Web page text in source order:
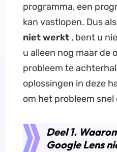
programma, een
kan vastlopen. Dus
niet werkt, bent u
u alleen nog maar de
probleem te
oplossingen in deze
om het probleem snel
Deel 1.
Google Lens